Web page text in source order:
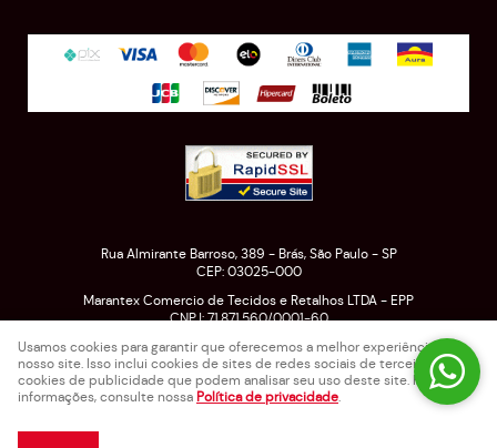
Rua Almirante Barroso, 389 - Brás, São Paulo- SP
CEP: 03025-000
Marantex Comercio de Tecidos e Retalhos LTDA - EPP
CNPJ: 71.871.560/0001-60
LOJA VIRTUAL CRIADA POR
Usamos cookies para garantir que oferecemos a melhor experiência em
nosso site. Isso inclui cookies de sites de redes sociais de terceiros e
cookies de publicidade que podem analisar seu uso deste site. Para mais
informações, consulte nossa Política de privacidade.